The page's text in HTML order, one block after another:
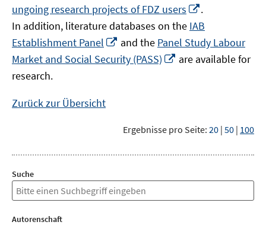
ungoing research projects of FDZ users
neuem
Fenster
öffnen
.
In addition, literature databases on the IAB
Establishment Panel
In
neuem
Fenster
and the Panel Study Labour
Market and Social Security (PASS)
In
are available for
research.
Zurück zur Übersicht
Ergebnisse pro Seite: 20 | 50 | 100
Suche
Autorenschaft